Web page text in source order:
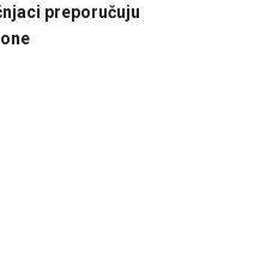
preporučuju